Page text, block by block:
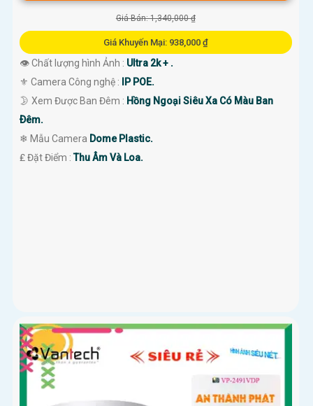
Giá Bán: 1,340,000 ₫
Giá Khuyến Mại: 938,000 ₫
👁 Chất lượng hình Ảnh : Ultra 2k + .
⚜️ Camera Công nghệ :
IP POE.
🌛 Xem Được Ban Đêm : Hồng Ngoại Siêu Xa Có Màu Ban
Ðêm.
❄ Mẫu Camera Dome Plastic.
️₤ Đặt Điểm :Thu Âm Và Loa.